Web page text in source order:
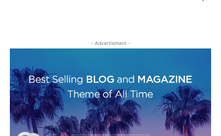
- Advertisment -